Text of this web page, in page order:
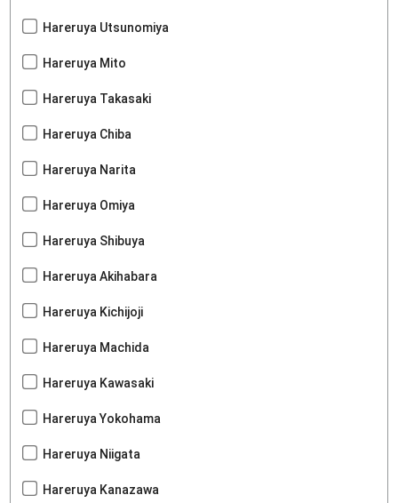
Hareruya Utsunomiya
Hareruya Mito
Hareruya Takasaki
Hareruya Chiba
Hareruya Narita
Hareruya Omiya
Hareruya Shibuya
Hareruya Akihabara
Hareruya Kichijoji
Hareruya Machida
Hareruya Kawasaki
Hareruya Yokohama
Hareruya Niigata
Hareruya Kanazawa